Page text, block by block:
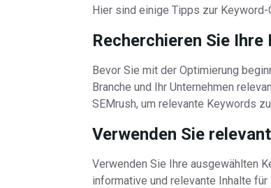
Hier sind einige Tipps zur
Recherchieren Sie Ihre
Bevor Sie mit der Optimierung
Branche und Ihr Unternehmen
SEMrush, um relevante Keywords
Verwenden Sie
Verwenden Sie Ihre ausgewählten
informative und relevante Inhalte